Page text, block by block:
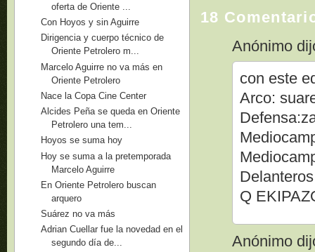
18
Anónimo
con este
Arco:
Q
Anónimo
oferta de Oriente ...
Con Hoyos y sin Aguirre
Dirigencia y cuerpo técnico de
Oriente Petrolero m...
Marcelo Aguirre no va más en
Oriente Petrolero
Nace la Copa Cine Center
Alcides Peña se queda en Oriente
Petrolero una tem...
Hoyos se suma hoy
Hoy se suma a la pretemporada
Marcelo Aguirre
En Oriente Petrolero buscan
arquero
Suárez no va más
Adrian Cuellar fue la novedad en el
segundo día de...